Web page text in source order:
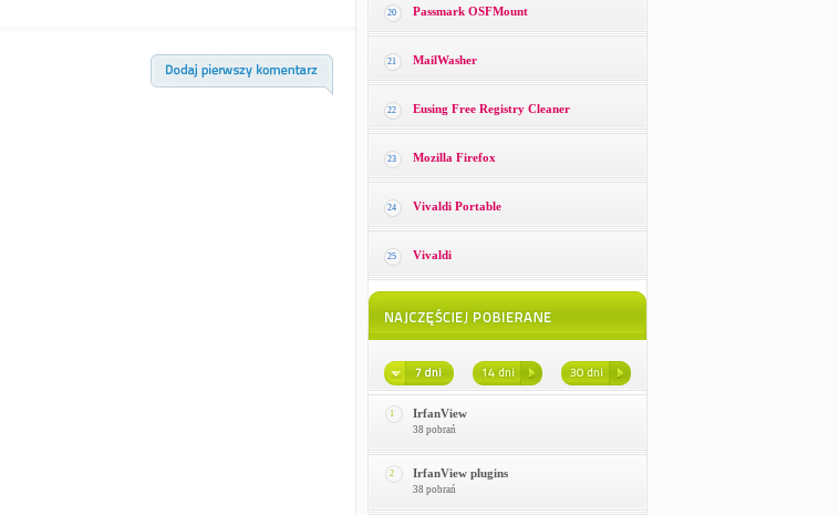
20 Passmark OSFMount
21 MailWasher
22 Eusing Free Registry Cleaner
23 Mozilla Firefox
24 Vivaldi Portable
25 Vivaldi
1 IrfanView
38 pobrań
2 IrfanView plugins
38 pobrań